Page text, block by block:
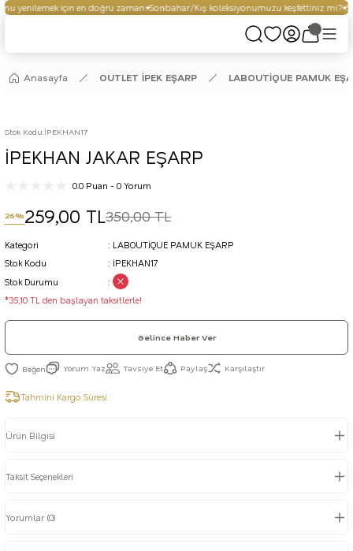
yenilemek için en doğru zaman. Sonbahar/Kış koleksiyonumuzu keşfettiniz mi?
Anasayfa OUTLET İPEK EŞARP LABOUTİQUE PAMUK
Stok Kodu:İPEKHAN17
İPEKHAN JAKAR EŞARP
0.0 Puan - 0 Yorum
26%259,00 TL350,00 TL
Kategori
LABOUTİQUE PAMUK EŞARP
Stok Kodu
İPEKHAN17
Stok Durumu
*35,10 TL den başlayan taksitlerle!
Gelince Haber Ver
Yorum Yaz Tavsiye Et Paylaş Karşılaştır
Tahmini Kargo Süresi :
Ürün Bilgisi
Taksit Seçenekleri
Yorumlar (0)